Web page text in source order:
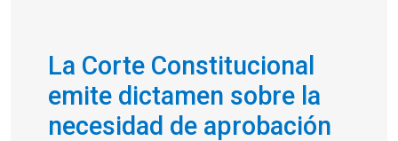
La Corte Constitucional
emite dictamen sobre la
necesidad de aprobación